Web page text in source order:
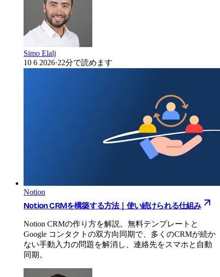
Simo Elalj
10 6 2026·22分で読めます
Notion
Notion CRMを構築する方法｜使い続けられる仕組み
Notion CRMの作り方を解説。無料テンプレートと
Google コンタクトの双方向同期で、多くのCRMが続か
ない手動入力の問題を解消し、連絡先をスマホと自動
同期。